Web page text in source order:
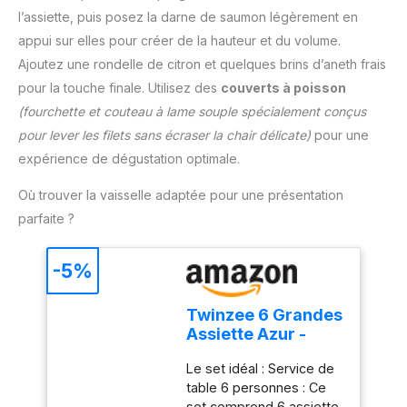
pour éviter de vous
brûler les mains pendant
la mesure ; plage de
température : -50 ℃ ~
d'énergie : Fonction
d'arrêt automatique
intégrée, le thermometre
automatiquement après
Celsius et Fahrenheit lors
de la mesure de la
température. Plusieurs
Méthodes de Stockage :
Les thermometre
instantanée ont des
trous de suspension, qui
de confitures. Le guide
du thermomètre de
l'emballage vous permet
d'obtenir la cuisson
souhaitée AFFICHAGE
CHANGEABLE : L'écran
facile à lire, vous permet
de lire clairement les
températures dans
fumée envahit l'air !
L'affichage commutable
pivote automatiquement
en fonction de la façon
dont le thermomètre
numérique est tenu, ce
les chiffres dans
n'importe quelle
l’assiette, puis posez la darne de saumon légèrement en
appui sur elles pour créer de la hauteur et du volume.
Ajoutez une rondelle de citron et quelques brins d’aneth frais
pour la touche finale. Utilisez des couverts à poisson
(fourchette et couteau à lame souple spécialement conçus
pour lever les filets sans écraser la chair délicate) pour une
expérience de dégustation optimale.
Où trouver la vaisselle adaptée pour une présentation
parfaite ?
Twinzee 6 Grandes
Assiette Azur -
onde - Assiettes
Service de Table
Le set idéal : Service de
table 6 personnes : Ce
-5%